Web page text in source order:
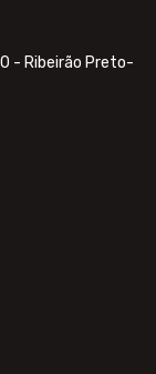
- Ribeirão Preto-